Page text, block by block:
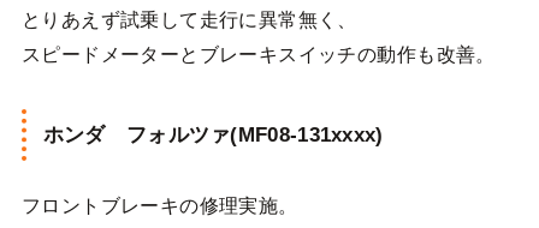
とりあえず試乗して走行に異常無く、
スピードメーターとブレーキスイッチの動作も改善。
ホンダ フォルツァ(MF08-131xxxx)
フロントブレーキの修理実施。